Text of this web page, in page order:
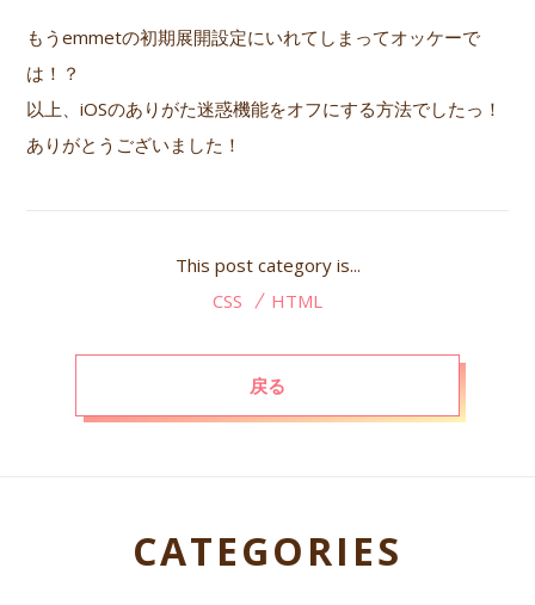
もうemmetの初期展開設定にいれてしまってオッケーで
は！？
以上、iOSのありがた迷惑機能をオフにする方法でしたっ！
ありがとうございました！
This post category is...
CSS
HTML
戻る
CATEGORIES